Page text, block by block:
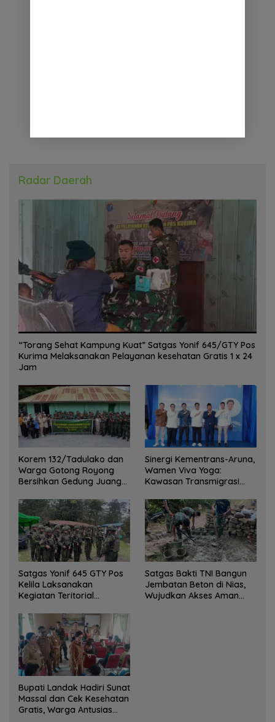
Radar Daerah
“Torang Sehat Kampung Kuat” Satgas Yonif 645/GTY Pos
Kurima Melaksanakan Pelayanan kesehatan Gratis 1 x 24
Jam
Korem 132/Tadulako dan
Warga Gotong Royong
Bersihkan Gedung Juang
Sinergi Kementrans-Aruna,
Wamen Viva Yoga:
Kawasan Transmigrasi
Ke Pasar Global
Satgas Yonif 645 GTY Pos
Kelila Laksanakan
Kegiatan Teritorial
Tokoh Adat dan Lurah
Satgas Bakti TNI Bangun
Jembatan Beton di Nias,
Wujudkan Akses Aman
Bupati Landak Hadiri Sunat
Massal dan Cek Kesehatan
Gratis, Warga Antusias